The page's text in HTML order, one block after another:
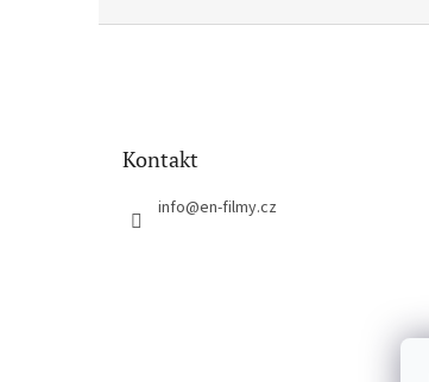
Kontakt
info@en-filmy.cz